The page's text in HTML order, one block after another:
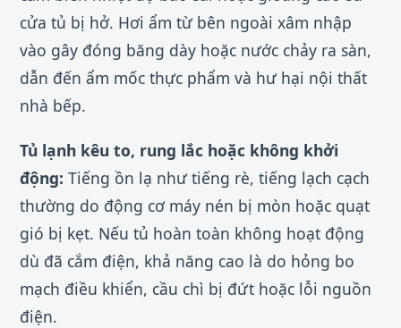
cửa tủ bị hở. Hơi ẩm từ bên ngoài xâm nhập
vào gây đóng băng dày hoặc nước chảy ra sàn,
dẫn đến ẩm mốc thực phẩm và hư hại nội thất
nhà bếp.
Tủ lạnh kêu to, rung lắc hoặc không khởi
động: Tiếng ồn lạ như tiếng rè, tiếng lạch cạch
thường do động cơ máy nén bị mòn hoặc quạt
gió bị kẹt. Nếu tủ hoàn toàn không hoạt động
dù đã cắm điện, khả năng cao là do hỏng bo
mạch điều khiển, cầu chì bị đứt hoặc lỗi nguồn
điện.